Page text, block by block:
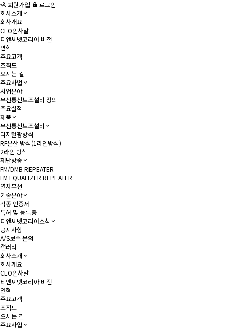
회원가입
로그인
회사소개
회사개요
CEO인사말
티앤씨넷코리아 비전
연혁
주요고객
조직도
오시는 길
주요사업
사업분야
무선통신보조설비 정의
주요실적
제품
무선통신보조설비
디지털광방식
RF분산 방식(1라인방식)
2라인 방식
재난방송
FM/DMB REPEATER
FM EQUALIZER REPEATER
열차무선
기술분야
각종 인증서
특허 및 등록증
티앤씨넷코리아소식
공지사항
A/S보수 문의
갤러리
회사소개
회사개요
CEO인사말
티앤씨넷코리아 비전
연혁
주요고객
조직도
오시는 길
주요사업